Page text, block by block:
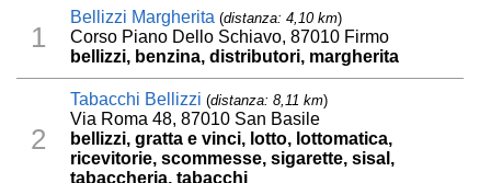
1
Bellizzi Margherita (distanza: 4,10 km)
Corso Piano Dello Schiavo, 87010 Firmo
bellizzi, benzina, distributori, margherita
2
Tabacchi Bellizzi (distanza: 8,11 km)
Via Roma 48, 87010 San Basile
bellizzi, gratta e vinci, lotto, lottomatica,
ricevitorie, scommesse, sigarette, sisal,
tabaccheria, tabacchi